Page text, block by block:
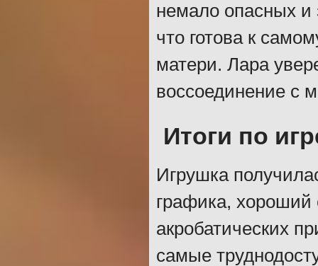
немало опасных
что готова к
матери. Лара
воссоединение с
Итоги по
Игрушка
графика,
акробатических
самые